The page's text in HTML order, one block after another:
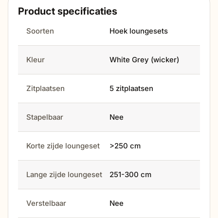
class="NormalTextRun SCXW63108132
BCX0"> </span><span class="SpellingError
SCXW63108132 BCX0">Amico</span><span
een strakke vormgeving. De </span><span
class="SpellingError SCXW63108132
BCX0">loungeset</span><span
armleuningen en is voorzien van goed gevulde
kussens, waardoor je hierin heerlijk zit. De
loungeserie heeft een </span><span
BCX0">gepoedercoat</span><span
class="NormalTextRun SCXW63108132
sterke halfronde </span><span
class="SpellingError SCXW63108132
Product specificaties
Soorten Hoek loungesets
Kleur White Grey (wicker)
Zitplaatsen 5 zitplaatsen
Stapelbaar Nee
Korte zijde loungeset >250 cm
Lange zijde loungeset 251-300 cm
Verstelbaar Nee